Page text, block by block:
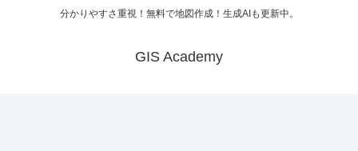
分かりやすさ重視！無料で地図作成！生成AIも更新中。
GIS Academy